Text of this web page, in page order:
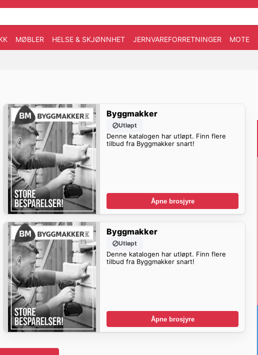
MØBLER HELSE & SKJØNNHET JERNVAREFORRETNINGER MOTE
Byggmakker
Utløpt
Denne katalogen har utløpt. Finn flere
tilbud fra Byggmakker snart!
Åpne brosjyre
Byggmakker
Utløpt
Denne katalogen har utløpt. Finn flere
tilbud fra Byggmakker snart!
Åpne brosjyre